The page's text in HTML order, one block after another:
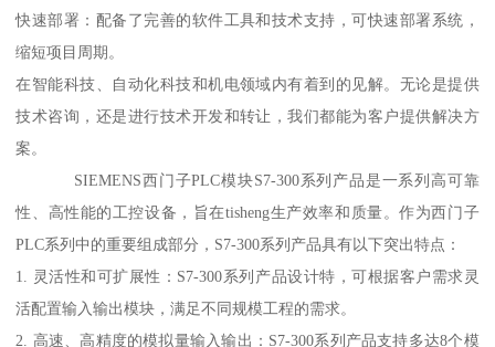
快速部署：配备了完善的软件工具和技术支持，可快速部署系统，
缩短项目周期。
在智能科技、自动化科技和机电领域内有着到的见解。无论是提供
技术咨询，还是进行技术开发和转让，我们都能为客户提供解决方
案。
SIEMENS西门子PLC模块S7-300系列产品是一系列高可靠
性、高性能的工控设备，旨在tisheng生产效率和质量。作为西门子
PLC系列中的重要组成部分，S7-300系列产品具有以下突出特点：
1. 灵活性和可扩展性：S7-300系列产品设计特，可根据客户需求灵
活配置输入输出模块，满足不同规模工程的需求。
2. 高速、高精度的模拟量输入输出：S7-300系列产品支持多达8个模